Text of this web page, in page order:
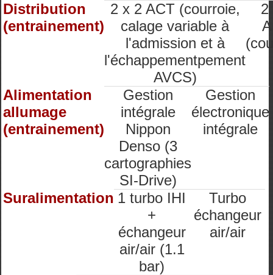
Distribution
(entrainement)
2 x 2 ACT (courroie,
calage variable à
l'admission et à
l'échappementpement
AVCS)
2
Alimentation
allumage
(entrainement)
Gestion
intégrale
Nippon
Denso (3
cartographies
SI-Drive)
Gestion
électronique
intégrale
Suralimentation 1 turbo IHI
+
échangeur
air/air (1.1
bar)
Turbo
échangeur
air/air